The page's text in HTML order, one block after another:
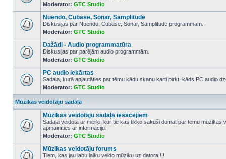
No
unread
posts
Moderator: GTC Studio
No
unread
posts
Nuendo, Cubase, Sonar, Samplitude
Diskusijas par Nuendo, Cubase, Sonar, Samplitude programmām.
Moderator: GTC Studio
No
unread
posts
Dažādi - Audio programmatūra
Diskusijas par parējām audio programmām.
Moderator: GTC Studio
No
unread
posts
PC audio iekārtas
Sadaļa, kurā apjautāties par tēmu kādu skaņu karti pirkt, kāds PC audio
Moderator: GTC Studio
Mūzikas veidotāju sadaļa
No
posts
Mūzikas veidotāju sadaļa iesācējiem
Sadaļa veidota ar mērķi, kur tie kas tikko sākuši domāt par tēmu mūzikas
apmainīties ar informāciju.
Moderator: GTC Studio
Mūzikas veidotāju forums
Tiem, kas jau labu laiku veido mūziku uz datora !!!